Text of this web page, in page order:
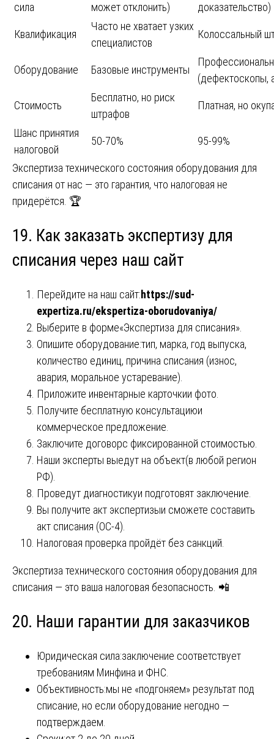
сила
может отклонить)
доказательство)
Квалификация
Часто не хватает узких
специалистов
Колоссальный
Оборудование Базовые инструменты
(дефектоскопы,
Стоимость
Бесплатно, но риск
штрафов
Платная, но
Шанс принятия
налоговой
50-70% 95-99%
Экспертиза технического состояния оборудования для
списания от нас — это гарантия, что налоговая не
придерётся. 🏆
19. Как заказать экспертизу для
списания через наш сайт
Перейдите на наш сайт:https://sud-
expertiza.ru/ekspertiza-oborudovaniya/
Выберите в форме«Экспертиза для списания».
Опишите оборудование:тип, марка, год выпуска,
количество единиц, причина списания (износ,
авария, моральное устаревание).
Приложите инвентарные карточкии фото.
Получите бесплатную консультациюи
коммерческое предложение.
Заключите договорс фиксированной стоимостью.
Наши эксперты выедут на объект(в любой регион
РФ).
Проведут диагностикуи подготовят заключение.
Вы получите акт экспертизыи сможете составить
акт списания (ОС-4).
Налоговая проверка пройдёт без санкций.
Экспертиза технического состояния оборудования для
списания — это ваша налоговая безопасность. 📲
20. Наши гарантии для заказчиков
Юридическая сила:заключение соответствует
требованиям Минфина и ФНС.
Объективность:мы не «подгоняем» результат под
списание, но если оборудование негодно —
подтверждаем.